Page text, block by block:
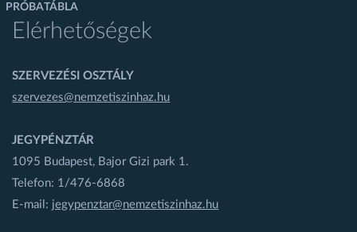
PRÓBATÁBLA
Elérhetőségek
SZERVEZÉSI OSZTÁLY
szervezes@nemzetiszinhaz.hu
JEGYPÉNZTÁR
1095 Budapest, Bajor Gizi park 1.
Telefon: 1/476-6868
E-mail: jegypenztar@nemzetiszinhaz.hu